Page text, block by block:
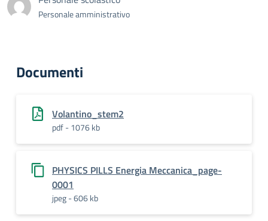
Personale amministrativo
Documenti
Volantino_stem2
pdf - 1076 kb
PHYSICS PILLS Energia Meccanica_page-
0001
jpeg - 606 kb